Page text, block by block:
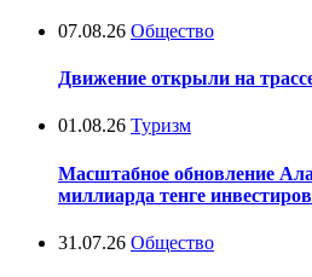
07.08.26 Общество
Движение открыли на
01.08.26 Туризм
Масштабное обновление
миллиарда тенге
31.07.26 Общество